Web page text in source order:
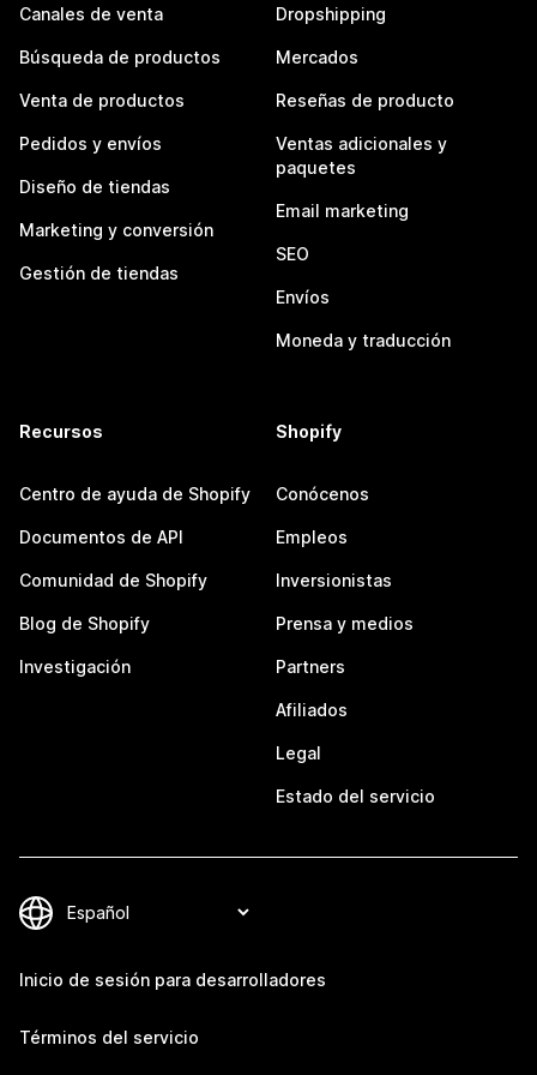
Canales de venta
Búsqueda de productos
Venta de productos
Pedidos y envíos
Diseño de tiendas
Marketing y conversión
Gestión de tiendas
Dropshipping
Mercados
Reseñas de producto
Ventas adicionales y
paquetes
Email marketing
SEO
Envíos
Moneda y traducción
Recursos
Centro de ayuda de Shopify
Documentos de API
Comunidad de Shopify
Blog de Shopify
Investigación
Shopify
Conócenos
Empleos
Inversionistas
Prensa y medios
Partners
Afiliados
Legal
Estado del servicio
Inicio de sesión para desarrolladores
Términos del servicio